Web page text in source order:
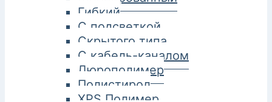
Гибкий
С подсветкой
Скрытого типа
С кабель-каналом
Дюрополимер
Полистирол